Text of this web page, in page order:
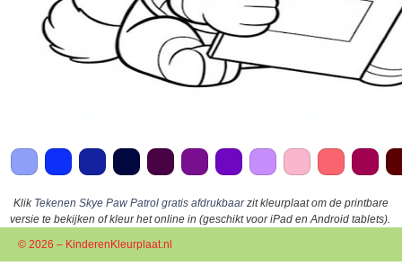
Klik Tekenen Skye Paw Patrol gratis afdrukbaarzit kleurplaat om de printbare
versie te bekijken of kleur het online in (geschikt voor iPad en Android tablets).
© 2026 – KinderenKleurplaat.nl